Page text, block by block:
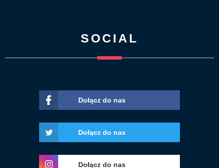
SOCIAL
Dołącz do nas
Dołącz do nas
Dołącz do nas